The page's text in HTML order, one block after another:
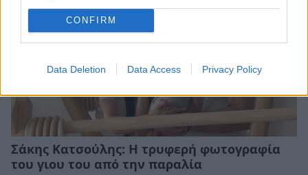
CONFIRM
Data Deletion Data Access Privacy Policy
Σάκης Κατσούλης: Η τρυφερή φωτογραφία
του γιου του από την παραλία